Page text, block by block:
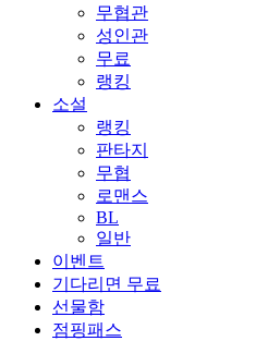
무협관
성인관
무료
랭킹
소설
랭킹
판타지
무협
로맨스
BL
일반
이벤트
기다리면 무료
선물함
점핑패스